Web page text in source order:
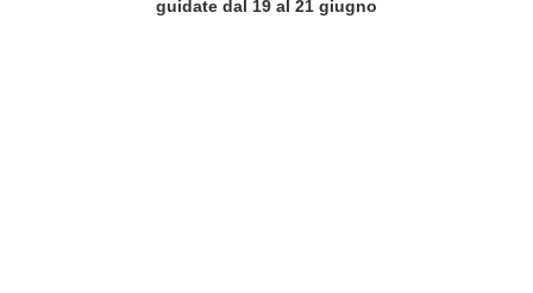
guidate dal 19 al 21 giugno